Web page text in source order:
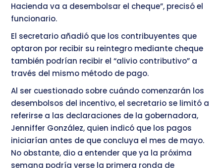
Hacienda va a desembolsar el cheque”, precisó el
funcionario.
El secretario añadió que los contribuyentes que
optaron por recibir su reintegro mediante cheque
también podrían recibir el “alivio contributivo” a
través del mismo método de pago.
Al ser cuestionado sobre cuándo comenzarán los
desembolsos del incentivo, el secretario se limitó a
referirse a las declaraciones de la gobernadora,
Jenniffer González, quien indicó que los pagos
iniciarían antes de que concluya el mes de mayo.
No obstante, dio a entender que ya la próxima
semana podría verse la primera ronda de